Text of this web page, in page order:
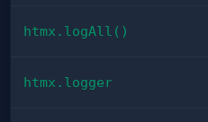
htmx.logAll()
htmx.logger